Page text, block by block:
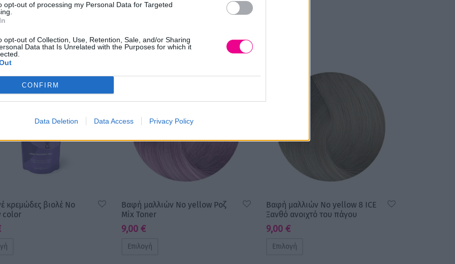
opt-out of processing my Personal Data for Targeted
opt-out of Collection, Use, Retention, Sale, and/or Sharing
Data that Is Unrelated with the Purposes for which it
CONFIRM
Data Deletion Data Access Privacy Policy
κρεμώδες βιολέ No
color
Βαφή μαλλιών No yellow Ροζ
Mix Toner
9,00 €
Επιλογή
Βαφή μαλλιών No yellow 8 ICE
Ξανθό ανοιχτό του πάγου
9,00 €
Επιλογή